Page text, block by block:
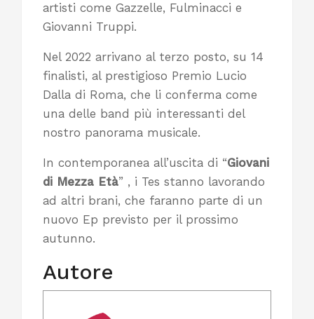
artisti come Gazzelle, Fulminacci e
Giovanni Truppi.
Nel 2022 arrivano al terzo posto, su 14
finalisti, al prestigioso Premio Lucio
Dalla di Roma, che li conferma come
una delle band più interessanti del
nostro panorama musicale.
In contemporanea all’uscita di “Giovani
di Mezza Età” , i Tes stanno lavorando
ad altri brani, che faranno parte di un
nuovo Ep previsto per il prossimo
autunno.
Autore